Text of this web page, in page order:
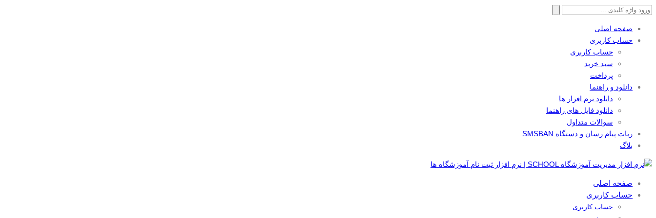
جستجو
صفحه اصلی
حساب کاربری
حساب کاربری
سبد خرید
پرداخت
دانلود و راهنما
دانلود نرم افزار ها
دانلود فایل های راهنما
سوالات متداول
ربات پیام رسان و دستگاه SMSBAN
بلاگ
صفحه اصلی
حساب کاربری
حساب کاربری